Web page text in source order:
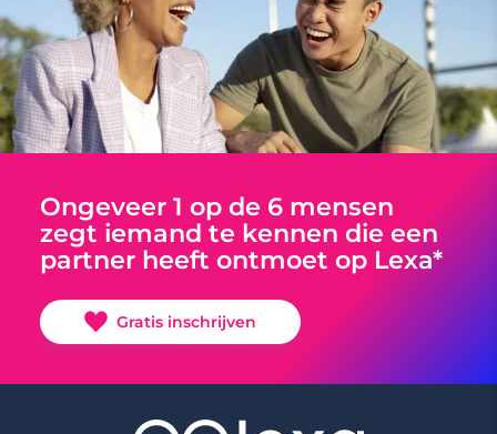
Ongeveer 1 op de 6 mensen
zegt iemand te kennen die een
partner heeft ontmoet op Lexa*
Gratis inschrijven